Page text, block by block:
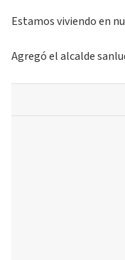
Estamos viviendo en
Agregó el alcalde